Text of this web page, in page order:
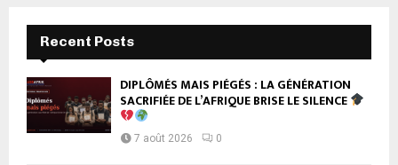
Recent Posts
DIPLÔMÉS MAIS PIÉGÉS : LA GÉNÉRATION
SACRIFIÉE DE L’AFRIQUE BRISE LE SILENCE
7 août 2026 0